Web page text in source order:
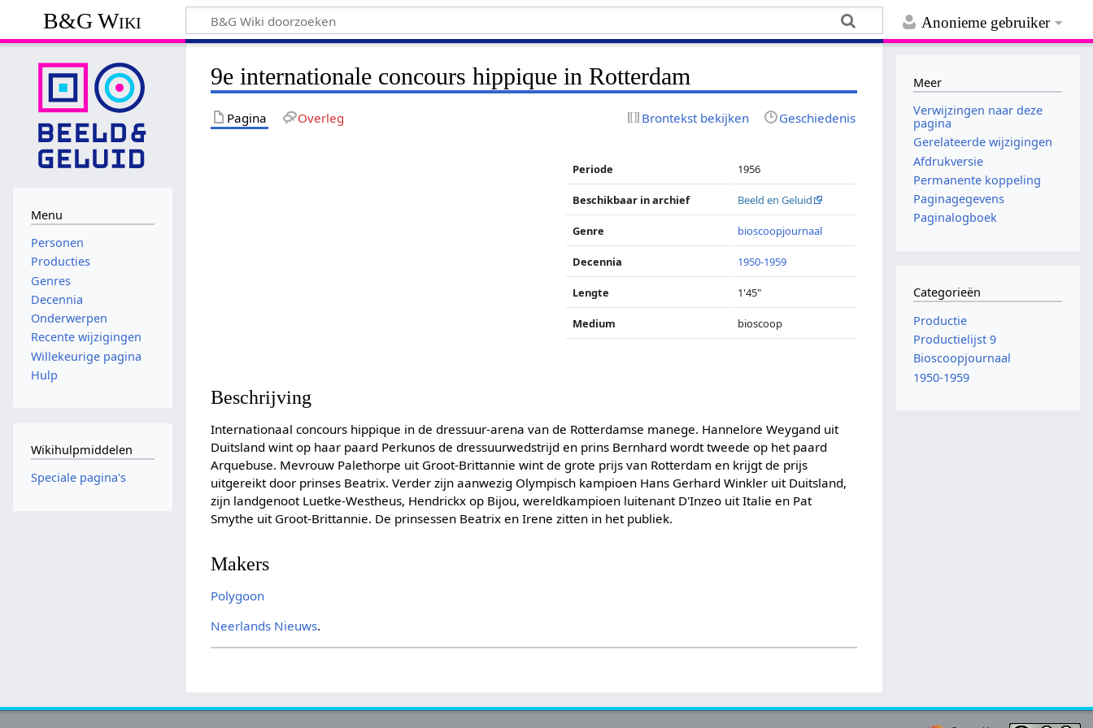
Anonieme gebruiker
B&G Wiki
9e internationale concours hippique in Rotterdam
Pagina Overleg Brontekst bekijken Geschiedenis
Periode 1956
Beschikbaar in archief Beeld en Geluid
Genre bioscoopjournaal
Decennia 1950-1959
Lengte 1'45"
Medium bioscoop
Beschrijving
Internationaal concours hippique in de dressuur-arena van de Rotterdamse manege. Hannelore Weygand uit
Duitsland wint op haar paard Perkunos de dressuurwedstrijd en prins Bernhard wordt tweede op het paard
Arquebuse. Mevrouw Palethorpe uit Groot-Brittannie wint de grote prijs van Rotterdam en krijgt de prijs
uitgereikt door prinses Beatrix. Verder zijn aanwezig Olympisch kampioen Hans Gerhard Winkler uit Duitsland,
zijn landgenoot Luetke-Westheus, Hendrickx op Bijou, wereldkampioen luitenant D'Inzeo uit Italie en Pat
Smythe uit Groot-Brittannie. De prinsessen Beatrix en Irene zitten in het publiek.
Makers
Polygoon
Neerlands Nieuws.
Menu
Personen
Producties
Genres
Decennia
Onderwerpen
Recente wijzigingen
Willekeurige pagina
Hulp
Wikihulpmiddelen
Speciale pagina's
Meer
Verwijzingen naar deze
pagina
Gerelateerde wijzigingen
Afdrukversie
Permanente koppeling
Paginagegevens
Paginalogboek
Categorieën
Productie
Productielijst 9
Bioscoopjournaal
1950-1959